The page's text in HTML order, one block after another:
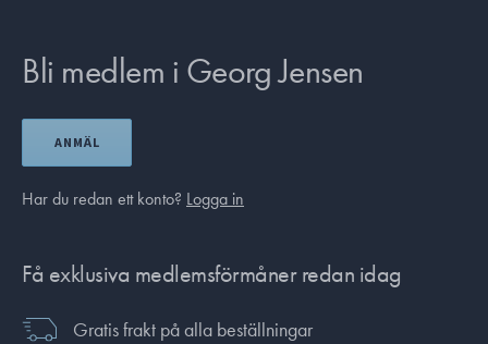
Bli medlem i Georg Jensen
ANMÄL
Har du redan ett konto? Logga in
Få exklusiva medlemsförmåner redan idag
Gratis frakt på alla beställningar